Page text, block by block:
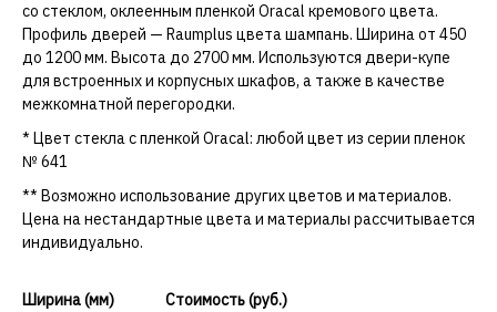
со стеклом, оклеенным пленкой Oracal кремового цвета.
Профиль дверей — Raumplus цвета шампань. Ширина от 450
до 1200 мм. Высота до 2700 мм. Используются двери-купе
для встроенных и корпусных шкафов, а также в качестве
межкомнатной перегородки.
* Цвет стекла с пленкой Oracal: любой цвет из серии пленок
№ 641
** Возможно использование других цветов и материалов.
Цена на нестандартные цвета и материалы рассчитывается
индивидуально.
Ширина (мм)
Стоимость (руб.)